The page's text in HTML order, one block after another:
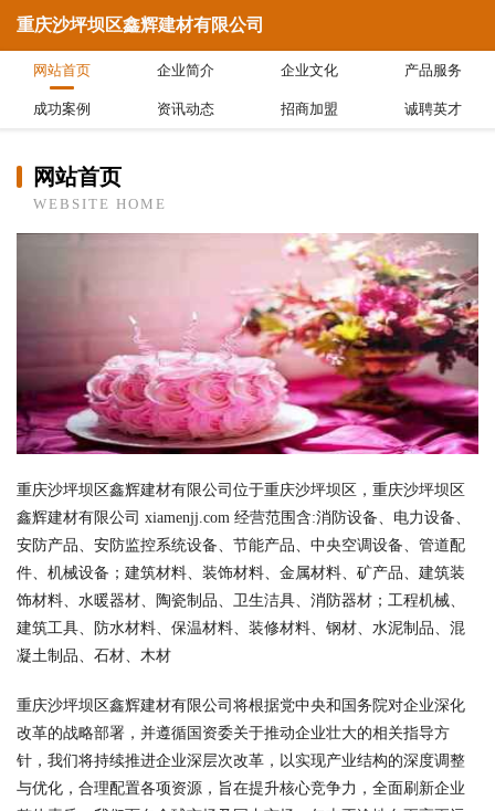
重庆沙坪坝区鑫辉建材有限公司
网站首页 企业简介 企业文化 产品服务
成功案例 资讯动态 招商加盟 诚聘英才
网站首页
WEBSITE HOME
重庆沙坪坝区鑫辉建材有限公司位于重庆沙坪坝区，重庆沙坪坝区
鑫辉建材有限公司 xiamenjj.com 经营范围含:消防设备、电力设备、
安防产品、安防监控系统设备、节能产品、中央空调设备、管道配
件、机械设备；建筑材料、装饰材料、金属材料、矿产品、建筑装
饰材料、水暖器材、陶瓷制品、卫生洁具、消防器材；工程机械、
建筑工具、防水材料、保温材料、装修材料、钢材、水泥制品、混
凝土制品、石材、木材
重庆沙坪坝区鑫辉建材有限公司将根据党中央和国务院对企业深化
改革的战略部署，并遵循国资委关于推动企业壮大的相关指导方
针，我们将持续推进企业深层次改革，以实现产业结构的深度调整
与优化，合理配置各项资源，旨在提升核心竞争力，全面刷新企业